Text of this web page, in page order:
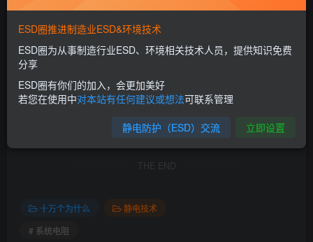
如有侵权，请邮件联系 admin@esd0.com 删除。
=======================================
本站发布的文章以及附件仅限用于学习和研究使用；不得将上述内容
用于商业或者非法用途，否则，后果请用户自负。
本站信息来自网络，版权争议与本站无关。您必须在下载后的24个小
时之内，从您的电脑中彻底删除上述内容。
如果您对本站的标准感兴趣，请前往对应的标准官方网站购买并得到
THE END
十万个为什么
静电技术
# 系统电阻
ESD圈推进制造业ESD&环境技术
ESD圈为从事制造行业ESD、环境相关技术人员，提供知识免费
分享
ESD圈有你们的加入，会更加美好
若您在使用中对本站有任何建议或想法可联系管理
静电防护（ESD）交流 立即设置